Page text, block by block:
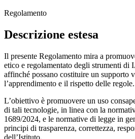
Regolamento
Descrizione estesa
Il presente Regolamento mira a
etico e regolamentato degli strumenti di
affinché possano costituire un supporto
l’apprendimento e il rispetto delle regole.
L’obiettivo è promuovere un uso
di tali tecnologie, in linea con la
1689/2024, e le normative di legge in
principi di trasparenza, correttezza,
dell’Istituto.